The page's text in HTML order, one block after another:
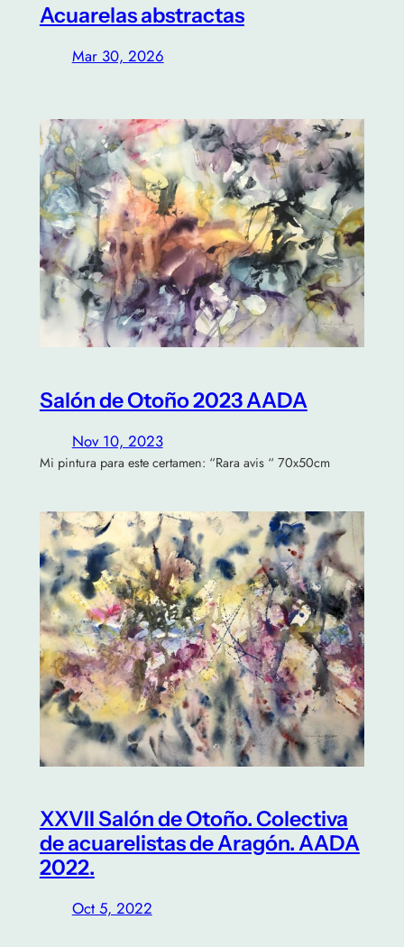
Acuarelas abstractas
Mar 30, 2026
Salón de Otoño 2023 AADA
Nov 10, 2023
Mi pintura para este certamen: “Rara avis “ 70x50cm
XXVII Salón de Otoño. Colectiva
de acuarelistas de Aragón. AADA
2022.
Oct 5, 2022